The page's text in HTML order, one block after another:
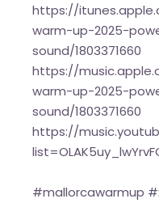
https://
warm-up-2025-
sound/1803371660
https://
warm-up-2025-
sound/1803371660
https://
#mallorcawarmup